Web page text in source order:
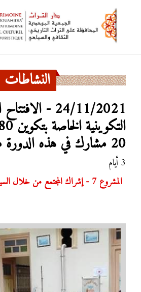
النشاطات
24/11/2021 -
20 مشارك في هذه الدورة من دائرة هنين
3 أيام
المشروع 7 - إشراك المجتمع من خلال